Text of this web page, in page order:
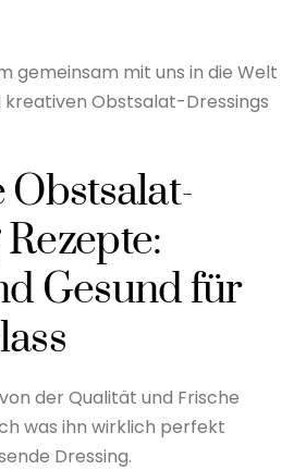
gemeinsam mit uns in die Welt
Obstsalat-Dressings
Gesund für
der Qualität und Frische
was ihn wirklich perfekt
Dressing.